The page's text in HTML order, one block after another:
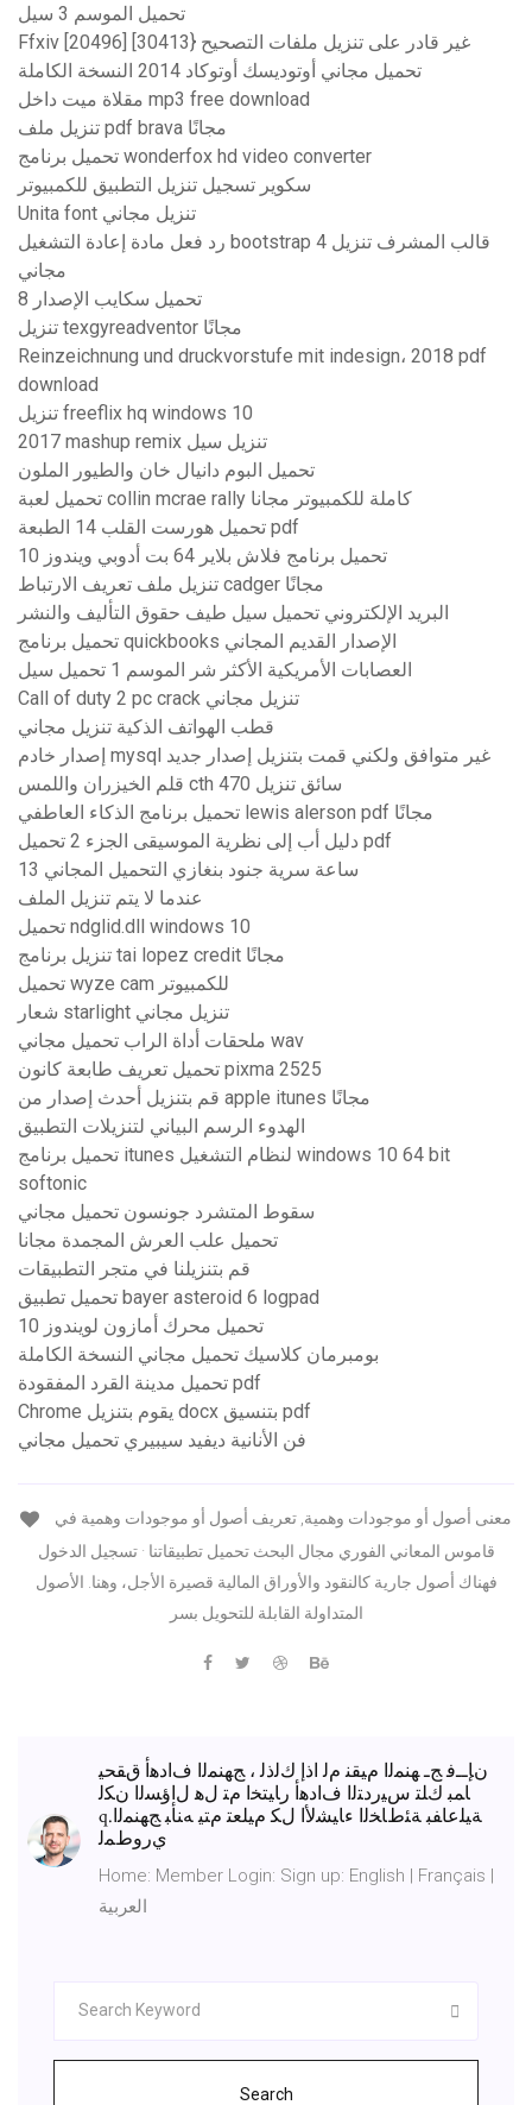
تحميل الموسم 3 سيل
Ffxiv غير قادر على تنزيل ملفات التصحيح {30413] [20496]
تحميل مجاني أوتوديسك أوتوكاد 2014 النسخة الكاملة
مقلاة ميت داخل mp3 free download
تنزيل ملف pdf brava مجانًا
تحميل برنامج wonderfox hd video converter
سكوير تسجيل تنزيل التطبيق للكمبيوتر
Unita font تنزيل مجاني
رد فعل مادة إعادة التشغيل bootstrap 4 قالب المشرف تنزيل
مجاني
تحميل سكايب الإصدار 8
تنزيل texgyreadventor مجانًا
Reinzeichnung und druckvorstufe mit indesign، 2018 pdf
download
تنزيل freeflix hq windows 10
2017 mashup remix تنزيل سيل
تحميل البوم دانيال خان والطيور الملون
تحميل لعبة collin mcrae rally كاملة للكمبيوتر مجانا
تحميل هورست القلب 14 الطبعة pdf
تحميل برنامج فلاش بلاير 64 بت أدوبي ويندوز 10
تنزيل ملف تعريف الارتباط cadger مجانًا
البريد الإلكتروني تحميل سيل طيف حقوق التأليف والنشر
تحميل برنامج quickbooks الإصدار القديم المجاني
العصابات الأمريكية الأكثر شر الموسم 1 تحميل سيل
Call of duty 2 pc crack تنزيل مجاني
قطب الهواتف الذكية تنزيل مجاني
إصدار خادم mysql غير متوافق ولكني قمت بتنزيل إصدار جديد
قلم الخيزران واللمس cth 470 سائق تنزيل
تحميل برنامج الذكاء العاطفي lewis alerson pdf مجانًا
دليل أب إلى نظرية الموسيقى الجزء 2 تحميل pdf
13 ساعة سرية جنود بنغازي التحميل المجاني
عندما لا يتم تنزيل الملف
تحميل ndglid.dll windows 10
تنزيل برنامج tai lopez credit مجانًا
تحميل wyze cam للكمبيوتر
شعار starlight تنزيل مجاني
ملحقات أداة الراب تحميل مجاني wav
تحميل تعريف طابعة كانون pixma 2525
قم بتنزيل أحدث إصدار من apple itunes مجانًا
الهدوء الرسم البياني لتنزيلات التطبيق
تحميل برنامج itunes لنظام التشغيل windows 10 64 bit
softonic
سقوط المتشرد جونسون تحميل مجاني
تحميل علب العرش المجمدة مجانا
قم بتنزيلنا في متجر التطبيقات
تحميل تطبيق bayer asteroid 6 logpad
تحميل محرك أمازون لويندوز 10
بومبرمان كلاسيك تحميل مجاني النسخة الكاملة
تحميل مدينة القرد المفقودة pdf
Chrome يقوم بتنزيل docx بتنسيق pdf
فن الأنانية ديفيد سيبيري تحميل مجاني
قاموس المعاني الفوري مجال البحث تحميل تطبيقاتنا · تسجيل الدخول
فهناك أصول جارية كالنقود والأوراق المالية قصيرة الأجل، وهنا. الأصول
المتداولة القابلة للتحويل بسر
ﻥﺈــﻓ ﺞـ ﻬﻨﻤﻟﺍ ﻡﻴﻘﻨ ﻡﻟ ﺍﺫﺇ ﻙﻟﺫﻟ ، ﺞﻬﻨﻤﻟﺍ ﻑﺍﺩﻫﺃ ﻕﻘﺤﻴ
ﺎﻤﺒ ﻙﻠﺘ ﺱﻴﺭﺩﺘﻟﺍ ﻑﺍﺩﻫﺃ ﺭﺎﻴﺘﺨﺍ ﻡﺘ لﻫ لﺍﺅﺴﻟﺍ ﻥﻜﻟ
q.ﺔﻴﻠﻋﺎﻔﺒ ﺔﺌﻁﺎﺨﻟﺍ ﺀﺎﻴﺸﻷﺍ لﻜ ﻡﻴﻠﻌﺘ ﻡﺘﻴ ﻪﻨﺄﺒ ﺞﻬﻨﻤﻟﺍ
ﻱﺭﻭﻁﻤﻟ
Home: Member Login: Sign up: English | Français |
العربية
Search